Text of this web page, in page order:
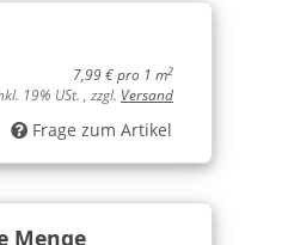
7,99 € pro 1 m2
19% USt. , zzgl. Versand
Frage zum Artikel
Menge